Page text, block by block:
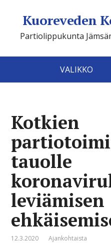
Kuoreveden
Partiolippukunta
VALIKKO
Kotkien
tauolle
leviämisen
12.3.2020 Ajankohtaista